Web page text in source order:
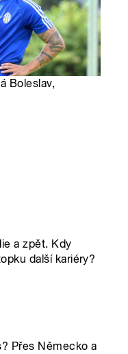
Boleslav,
a zpět. Kdy
další kariéry?
Přes Německo a